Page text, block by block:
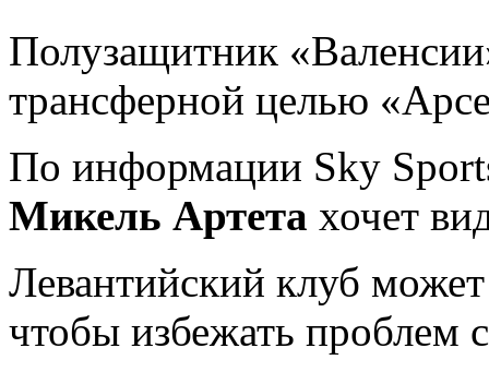
Полузащитник
трансферной целью
По информации Sky
Микель Артета хочет
Левантийский клуб
чтобы избежать проблем